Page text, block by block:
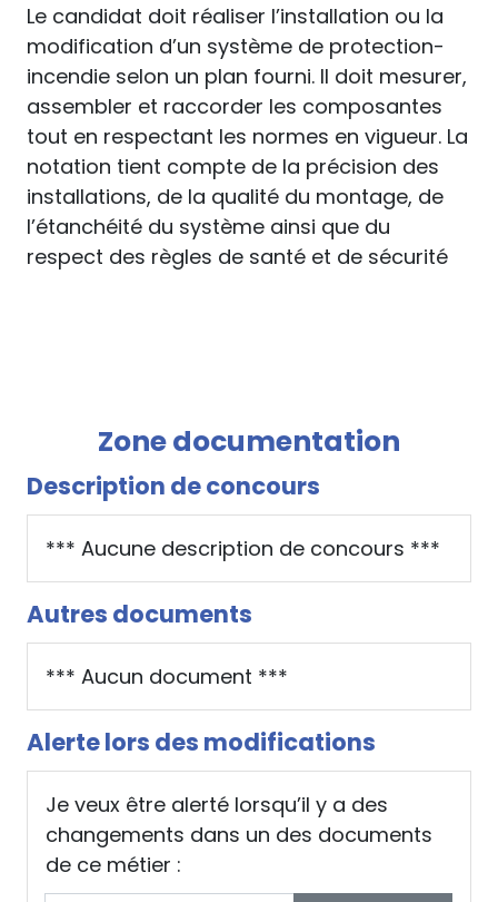
Le candidat doit réaliser l’installation ou la
modification d’un système de protection-
incendie selon un plan fourni. Il doit mesurer,
assembler et raccorder les composantes
tout en respectant les normes en vigueur. La
notation tient compte de la précision des
installations, de la qualité du montage, de
l’étanchéité du système ainsi que du
respect des règles de santé et de sécurité
Zone documentation
Description de concours
*** Aucune description de concours ***
Autres documents
*** Aucun document ***
Alerte lors des modifications
Je veux être alerté lorsqu’il y a des
changements dans un des documents
de ce métier :